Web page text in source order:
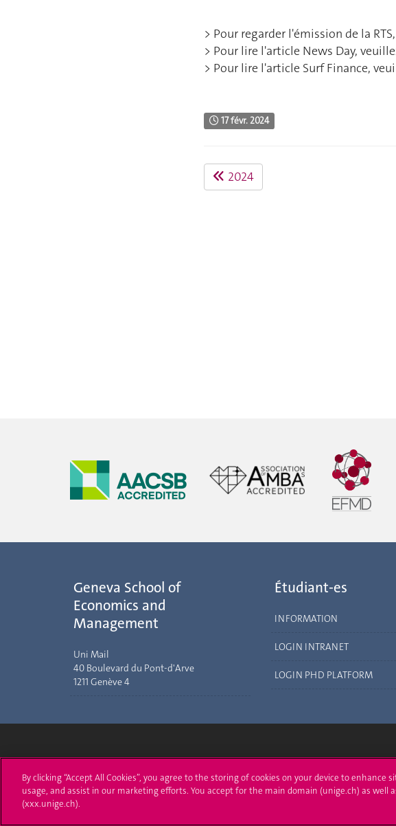
> Pour regarder l'émission de la
> Pour lire l'article News Day,
> Pour lire l'article Surf Finance,
17 févr. 2024
2024
Geneva School of
Economics and
Management
Uni Mail
40 Boulevard du Pont-d'Arve
1211 Genève 4
Étudiant-es
INFORMATION
LOGIN INTRANET
LOGIN PHD PLATFORM
24 rue du Général-Dufour
Immatriculations
By clicking “Accept All Cookies”, you agree to the storing of cookies on your device to enhance
usage, and assist in our marketing efforts. You accept for the main domain (unige.ch) as well
(xxx.unige.ch).